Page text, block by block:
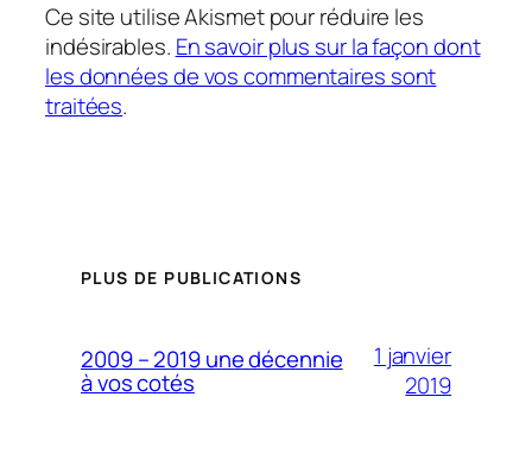
Ce site utilise Akismet pour réduire les
indésirables. En savoir plus sur la façon dont
les données de vos commentaires sont
traitées.
PLUS DE PUBLICATIONS
2009 – 2019 une décennie
à vos cotés
1 janvier
2019